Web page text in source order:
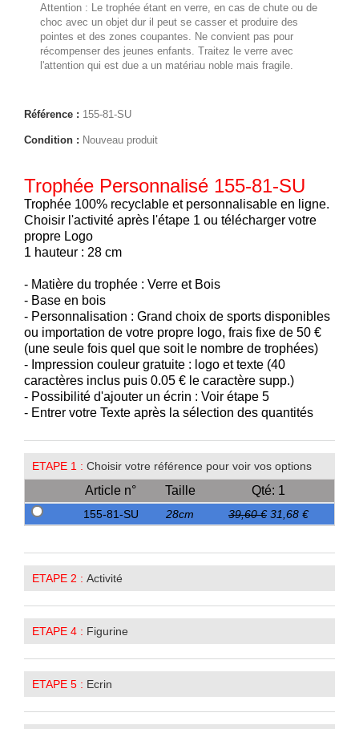
Attention : Le trophée étant en verre, en cas de chute ou de
choc avec un objet dur il peut se casser et produire des
pointes et des zones coupantes. Ne convient pas pour
récompenser des jeunes enfants. Traitez le verre avec
l'attention qui est due a un matériau noble mais fragile.
Référence : 155-81-SU
Condition : Nouveau produit
Trophée Personnalisé 155-81-SU
Trophée 100% recyclable et personnalisable en ligne.
Choisir l'activité après l'étape 1 ou télécharger votre
propre Logo
1 hauteur : 28 cm
- Matière du trophée : Verre et Bois
- Base en bois
- Personnalisation : Grand choix de sports disponibles
ou importation de votre propre logo, frais fixe de 50 €
(une seule fois quel que soit le nombre de trophées)
- Impression couleur gratuite : logo et texte (40
caractères inclus puis 0.05 € le caractère supp.)
- Possibilité d'ajouter un écrin : Voir étape 5
- Entrer votre Texte après la sélection des quantités
ETAPE 1 : Choisir votre référence pour voir vos options
Article n° Taille Qté: 1
155-81-SU 28cm 39,60 € 31,68 €
ETAPE 2 : Activité
ETAPE 4 : Figurine
ETAPE 5 : Ecrin